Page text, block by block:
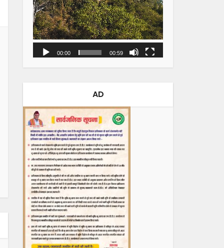
00:00 00:59
AD